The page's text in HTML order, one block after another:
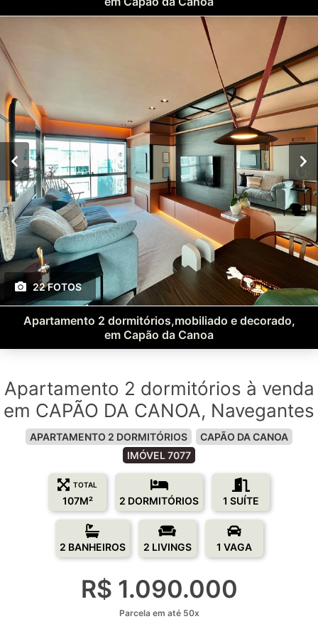
22 FOTOS
Apartamento 2 dormitórios,mobiliado e decorado,
em Capão da Canoa
Apartamento 2 dormitórios à venda
em CAPÃO DA CANOA, Navegantes
APARTAMENTO 2 DORMITÓRIOS
CAPÃO DA CANOA
IMÓVEL 7077
TOTAL
107M² 2 DORMITÓRIOS 1 SUÍTE
2 BANHEIROS 2 LIVINGS 1 VAGA
R$ 1.090.000
Parcela em até 50x